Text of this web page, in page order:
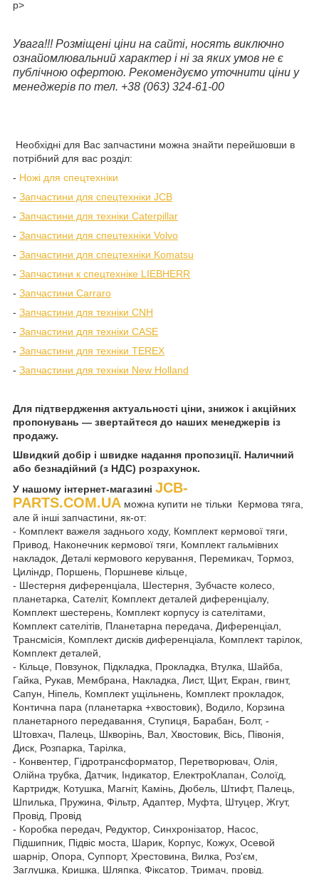
p>
Увага!!! Розміщені ціни на сайті, носять виключно
ознайомлювальний характер і ні за яких умов не є
публічною офертою. Рекомендуємо уточнити ціни у
менеджерів по тел. +38 (063) 324-61-00
Необхідні для Вас запчастини можна знайти перейшовши в
потрібний для вас розділ:
- Ножі для спецтехніки
- Запчастини для спецтехніки JCB
- Запчастини для техніки Caterpillar
- Запчастини для спецтехніки Volvo
- Запчастини для спецтехніки Komatsu
- Запчастини к спецтехніке LIEBHERR
- Запчастини Carraro
- Запчастини для техніки CNH
- Запчастини для техніки CASE
- Запчастини для техніки TEREX
- Запчастини для техніки New Holland
Для підтвердження актуальності ціни, знижок і акційних
пропонувань — звертайтеся до наших менеджерів із
продажу.
Швидкий добір і швидке надання пропозиції. Наличний
або безнадійний (з НДС) розрахунок.
У нашому інтернет-магазині JCB-
PARTS.COM.UA можна купити не тільки Кермова тяга,
але й інші запчастини, як-от:
- Комплект важеля заднього ходу, Комплект кермової тяги,
Привод, Наконечник кермової тяги, Комплект гальмівних
накладок, Деталі кермового керування, Перемикач, Тормоз,
Циліндр, Поршень, Поршневе кільце,
- Шестерня диференціала, Шестерня, Зубчасте колесо,
планетарка, Сателіт, Комплект деталей диференціалу,
Комплект шестерень, Комплект корпусу із сателітами,
Комплект сателітів, Планетарна передача, Диференціал,
Трансмісія, Комплект дисків диференціала, Комплект тарілок,
Комплект деталей,
- Кільце, Повзунок, Підкладка, Прокладка, Втулка, Шайба,
Гайка, Рукав, Мембрана, Накладка, Лист, Щит, Екран, гвинт,
Сапун, Ніпель, Комплект ущільнень, Комплект прокладок,
Контична пара (планетарка +хвостовик), Водило, Корзина
планетарного передавання, Ступиця, Барабан, Болт, -
Штовхач, Палець, Шкворінь, Вал, Хвостовик, Вісь, Півонія,
Диск, Розпарка, Тарілка,
- Конвентер, Гідротрансформатор, Перетворювач, Олія,
Олійна трубка, Датчик, Індикатор, ЕлектроКлапан, Солоїд,
Картридж, Котушка, Магніт, Камінь, Дюбель, Штифт, Палець,
Шпилька, Пружина, Фільтр, Адаптер, Муфта, Штуцер, Жгут,
Провід, Провід
- Коробка передач, Редуктор, Синхронізатор, Насос,
Підшипник, Підвіс моста, Шарик, Корпус, Кожух, Осевой
шарнір, Опора, Суппорт, Хрестовина, Вилка, Роз'єм,
Заглушка, Кришка, Шляпка, Фіксатор, Тримач, провід.